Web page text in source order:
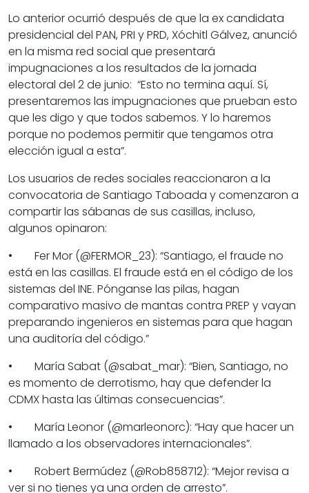
Lo anterior ocurrió después de que la ex candidata
presidencial del PAN, PRI y PRD, Xóchitl Gálvez, anunció
en la misma red social que presentará
impugnaciones a los resultados de la jornada
electoral del 2 de junio: “Esto no termina aquí. Sí,
presentaremos las impugnaciones que prueban esto
que les digo y que todos sabemos. Y lo haremos
porque no podemos permitir que tengamos otra
elección igual a esta”.
Los usuarios de redes sociales reaccionaron a la
convocatoria de Santiago Taboada y comenzaron a
compartir las sábanas de sus casillas, incluso,
algunos opinaron:
• Fer Mor (@FERMOR_23): “Santiago, el fraude no
está en las casillas. El fraude está en el código de los
sistemas del INE. Pónganse las pilas, hagan
comparativo masivo de mantas contra PREP y vayan
preparando ingenieros en sistemas para que hagan
una auditoría del código.”
• María Sabat (@sabat_mar): “Bien, Santiago, no
es momento de derrotismo, hay que defender la
CDMX hasta las últimas consecuencias”.
• María Leonor (@marleonorc): “Hay que hacer un
llamado a los observadores internacionales”.
• Robert Bermúdez (@Rob858712): “Mejor revisa a
ver si no tienes ya una orden de arresto”.